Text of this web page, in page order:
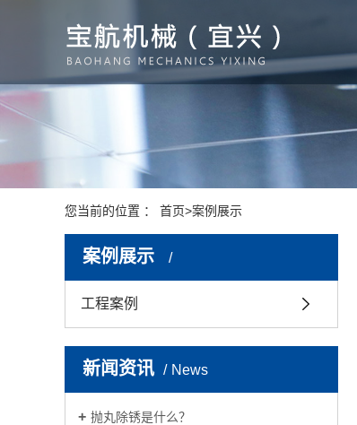
您当前的位置 ： 首页>案例展示
案例展示
工程案例
新闻资讯 News
抛丸除锈是什么？